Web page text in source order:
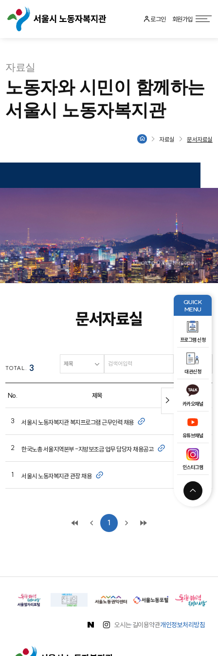
로그인 회원가입
QUICK
MENU
프로그램 신청
대관신청
카카오채널
유튜브채널
인스타그램
자료실
노동자와 시민이 함께하는
서울시 노동자복지관
자료실 문서자료실
tawatchai07(출처 Freepik)
문서자료실
TOTAL. 3 검색
No. 제목 작성자
3 서울시 노동자복지관 복지프로그램 근무인력 채용 관리자
2 한국노총 서울지역본부 -지방보조금 업무 담당자 채용공고 관리자
1 서울시 노동자복지관 관장 채용 관리자
1
오시는 길이용약관개인정보처리방침